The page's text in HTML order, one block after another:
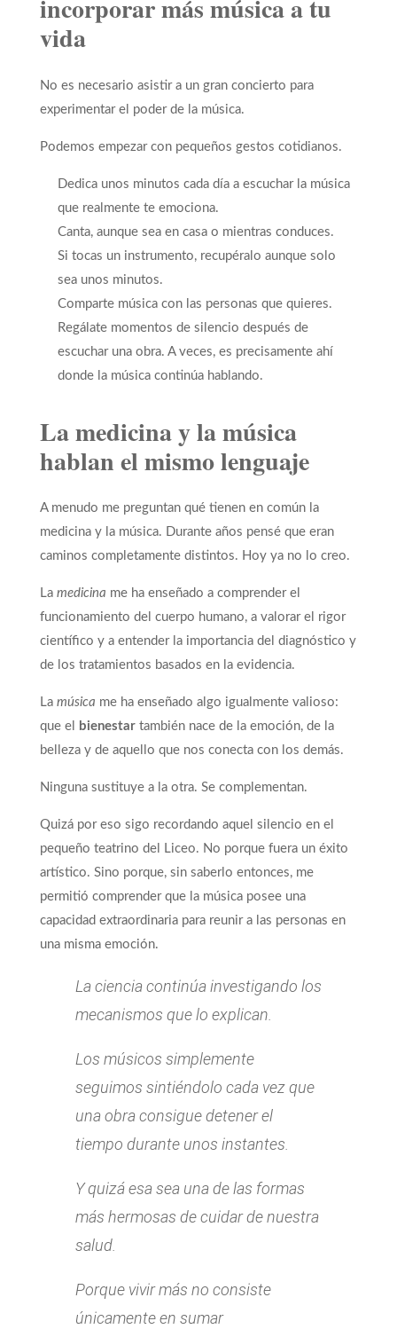
incorporar más música a tu
vida
No es necesario asistir a un gran concierto para
experimentar el poder de la música.
Podemos empezar con pequeños gestos cotidianos.
Dedica unos minutos cada día a escuchar la música
que realmente te emociona.
Canta, aunque sea en casa o mientras conduces.
Si tocas un instrumento, recupéralo aunque solo
sea unos minutos.
Comparte música con las personas que quieres.
Regálate momentos de silencio después de
escuchar una obra. A veces, es precisamente ahí
donde la música continúa hablando.
La medicina y la música
hablan el mismo lenguaje
A menudo me preguntan qué tienen en común la
medicina y la música. Durante años pensé que eran
caminos completamente distintos. Hoy ya no lo creo.
La medicina me ha enseñado a comprender el
funcionamiento del cuerpo humano, a valorar el rigor
científico y a entender la importancia del diagnóstico y
de los tratamientos basados en la evidencia.
La música me ha enseñado algo igualmente valioso:
que el
bienestartambién nace de la emoción, de la
belleza y de aquello que nos conecta con los demás.
Ninguna sustituye a la otra. Se complementan.
Quizá por eso sigo recordando aquel silencio en el
pequeño teatrino del Liceo. No porque fuera un éxito
artístico. Sino porque, sin saberlo entonces, me
permitió comprender que la música posee una
capacidad extraordinaria para reunir a las personas en
una misma emoción.
La ciencia continúa investigando los
mecanismos que lo explican.
Los músicos simplemente
seguimos sintiéndolo cada vez que
una obra consigue detener el
tiempo durante unos instantes.
Y quizá esa sea una de las formas
más hermosas de cuidar de nuestra
salud.
Porque vivir más no consiste
únicamente en sumar